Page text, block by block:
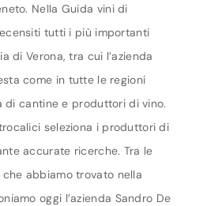
Nella Guida vini di
tutti i più importanti
di Verona, tra cui l’azienda
come in tutte le regioni
di cantine e produttori di vino.
seleziona i produttori di
accurate ricerche. Tra le
abbiamo trovato nella
oggi l’azienda Sandro De